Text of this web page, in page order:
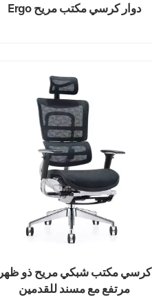
Ergo دوار كرسي مكتب مريح
كرسي مكتب شبكي مريح ذو ظهر
مرتفع مع مسند للقدمين